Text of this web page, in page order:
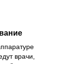
врачи,